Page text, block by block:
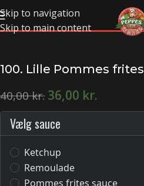
Skip to navigation
Skip to main content
100. Lille Pommes frites
40,00kr. 36,00 kr.